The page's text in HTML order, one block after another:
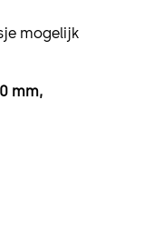
mogelijk
mm,